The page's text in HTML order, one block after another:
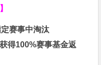
定赛事中淘汰
得100%赛事基金返